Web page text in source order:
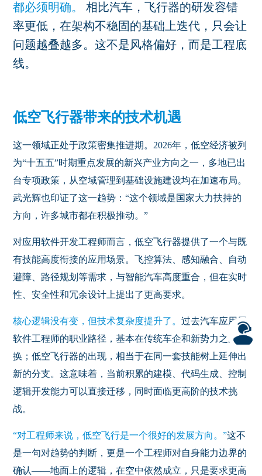
都必须明确。
相比汽车，飞行器的研发容错
率更低，在架构不稳固的基础上迭代，只会让
问题越叠越多。这不是风格偏好，而是工程底
线。
低空飞行器带来的技术机遇
这一领域正处于政策密集推进期。 2026年，低空经济被列
为“十五五”时期重点发展的新兴产业方向之一，多地已出
台专项政策，从空域管理到基础设施建设均在加速布局。
武光辉也印证了这一趋势：“这个领域是国家大力扶持的
方向，许多城市都在积极推动。”
对应用软件开发工程师而言，低空飞行器提供了一个与既
有技能高度衔接的应用场景。飞控算法、感知融合、自动
避障、路径规划等需求，与智能汽车高度重合，但在实时
性、安全性和冗余设计上提出了更高要求。
核心逻辑没有变，但技术复杂度提升了。过去汽车应用层
软件工程师的职业路径，基本在传统车企和新势力之间切
换；低空飞行器的出现，相当于在同一套技能树上延伸出
新的分支。这意味着，当前积累的建模、代码生成、控制
逻辑开发能力可以直接迁移，同时面临更高阶的技术挑
战。
“对工程师来说，低空飞行是一个很好的发展方向。”这不
是一句对趋势的判断，更是一个工程师对自身能力边界的
确认——地面上的逻辑，在空中依然成立，只是要求更高